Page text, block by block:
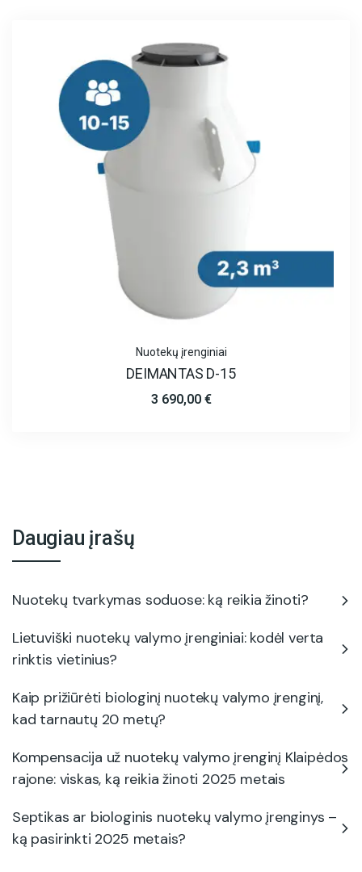
Nuotekų įrenginiai
DEIMANTAS D-15
3 690,00 €
Daugiau įrašų
Nuotekų tvarkymas soduose: ką reikia žinoti?
Lietuviški nuotekų valymo įrenginiai: kodėl verta
rinktis vietinius?
Kaip prižiūrėti biologinį nuotekų valymo įrenginį,
kad tarnautų 20 metų?
Kompensacija už nuotekų valymo įrenginį Klaipėdos
rajone: viskas, ką reikia žinoti 2025 metais
Septikas ar biologinis nuotekų valymo įrenginys –
ką pasirinkti 2025 metais?